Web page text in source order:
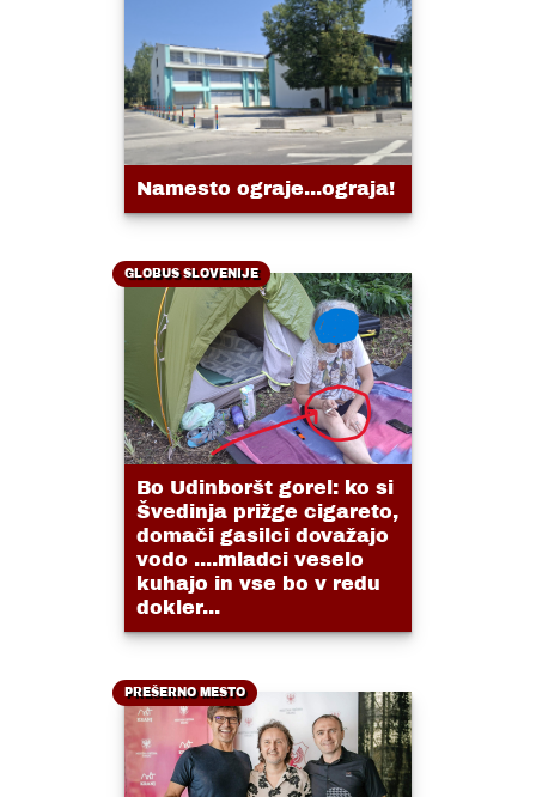
Namesto ograje...ograja!
GLOBUS SLOVENIJE
Bo Udinboršt gorel: ko si
Švedinja prižge cigareto,
domači gasilci dovažajo
vodo ....mladci veselo
kuhajo in vse bo v redu
dokler...
PREŠERNO MESTO